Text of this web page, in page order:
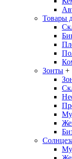
Товары
Зонты +